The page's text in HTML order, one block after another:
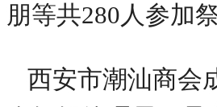
朋等共280人参加祭
西安市潮汕商会